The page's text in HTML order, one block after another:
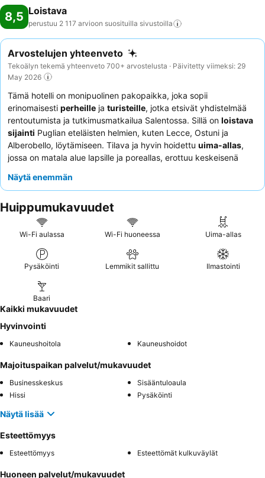
8,5 Loistava
perustuu 2 117 arvioon suosituilla sivustoilla
Arvostelujen yhteenveto
Tekoälyn tekemä yhteenveto 700+ arvostelusta · Päivitetty viimeksi: 29
May 2026
Tämä hotelli on monipuolinen pakopaikka, joka sopii
erinomaisesti perheille ja turisteille, jotka etsivät yhdistelmää
rentoutumista ja tutkimusmatkailua Salentossa. Sillä on loistava
sijainti Puglian eteläisten helmien, kuten Lecce, Ostuni ja
Alberobello, löytämiseen. Tilava ja hyvin hoidettu uima-allas,
jossa on matala alue lapsille ja poreallas, erottuu keskeisenä
poikkeuksellista ystävällisyyttä ja ammattitaitoa, ja
laadustaan. Jos kaipaat rauhallisempaa kokemusta, harkitse
huoneen pyytämistä huviloista.
Näytä enemmän
Huippumukavuudet
Wi-Fi aulassa Wi-Fi huoneessa Uima-allas
Pysäköinti Lemmikit sallittu Ilmastointi
Baari
Kaikki mukavuudet
Hyvinvointi
Kauneushoitola Kauneushoidot
Majoituspaikan palvelut/mukavuudet
Businesskeskus
Sisääntuloaula
Hissi
Pysäköinti
Näytä lisää
Esteettömyys
Esteettömyys Esteettömät kulkuväylät
Huoneen palvelut/mukavuudet